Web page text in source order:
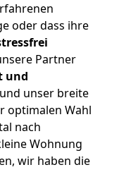
oder dass ihre
Partner
und
unser breite
optimalen Wahl
nach
Wohnung
wir haben die